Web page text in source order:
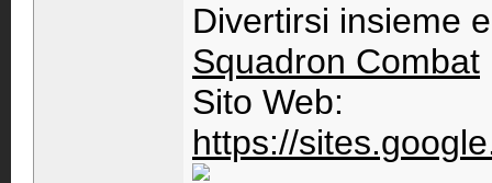
Divertirsi insieme
Squadron Combat
Sito Web:
https://